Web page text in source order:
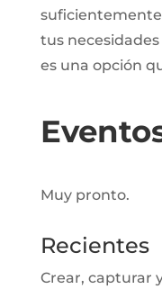
tus
es una opción
Muy pronto.
Recientes
Crear, capturar